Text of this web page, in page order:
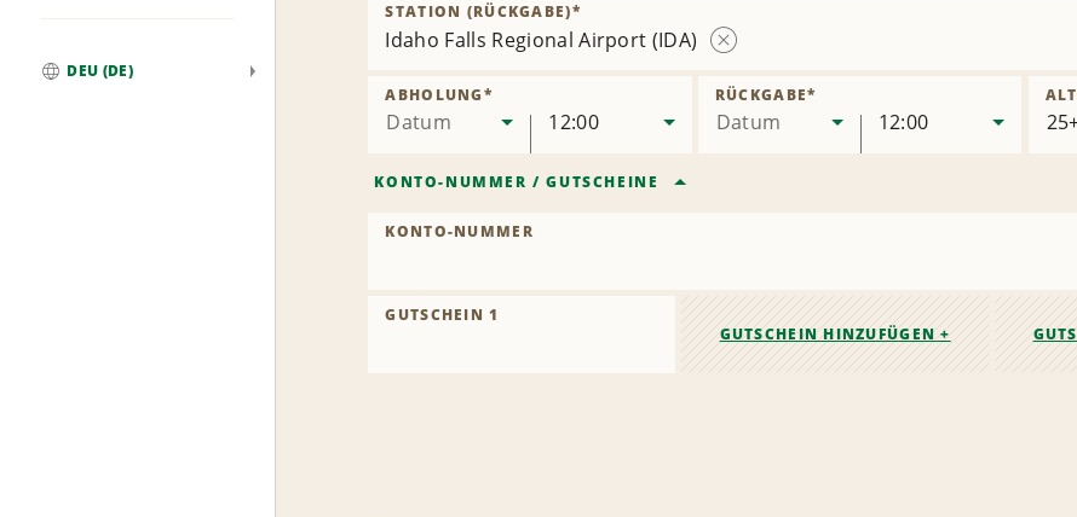
DEU (DE)
Idaho Falls Regional Airport (IDA)
entfernen
STATION (RÜCKGABE)*
Datum
ABHOLUNG*
12:00 Datum
RÜCKGABE*
12:00
KONTO-NUMMER /GUTSCHEINE
KONTO-NUMMER
GUTSCHEIN 1
GUTSCHEIN HINZUFÜGEN +